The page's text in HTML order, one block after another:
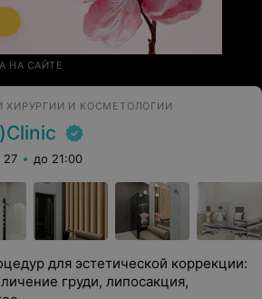
НА САЙТЕ
ХИРУРГИИ И КОСМЕТОЛОГИИ
27 до 21:00
для эстетической коррекции:
груди, липосакция,